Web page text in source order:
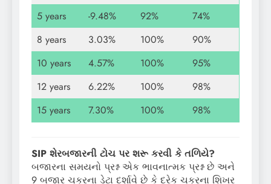
5 years
-9.48% 92%
74%
8 years
3.03% 100%
90%
10 years
4.57% 100%
95%
12 years
6.22% 100%
98%
15 years
7.30% 100% 98%
SIP શેરબજારની ટોચ પર શરૂ કરવી કે તળિયે?
બજારના સમયનો પ્રશ્ન એક ભાવનાત્મક પ્રશ્ન છે અને
9 બજાર ચક્રના ડેટા દર્શાવે છે કે દરેક ચક્રના શિખર